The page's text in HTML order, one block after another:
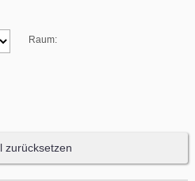
Raum:
zurücksetzen